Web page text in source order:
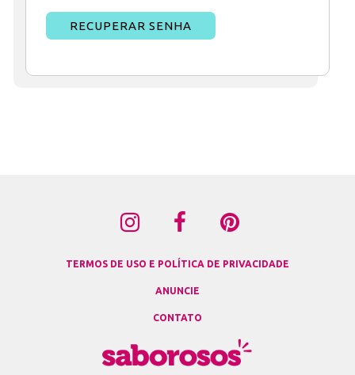
RECUPERAR SENHA
TERMOS DE USO E POLÍTICA DE PRIVACIDADE
ANUNCIE
CONTATO